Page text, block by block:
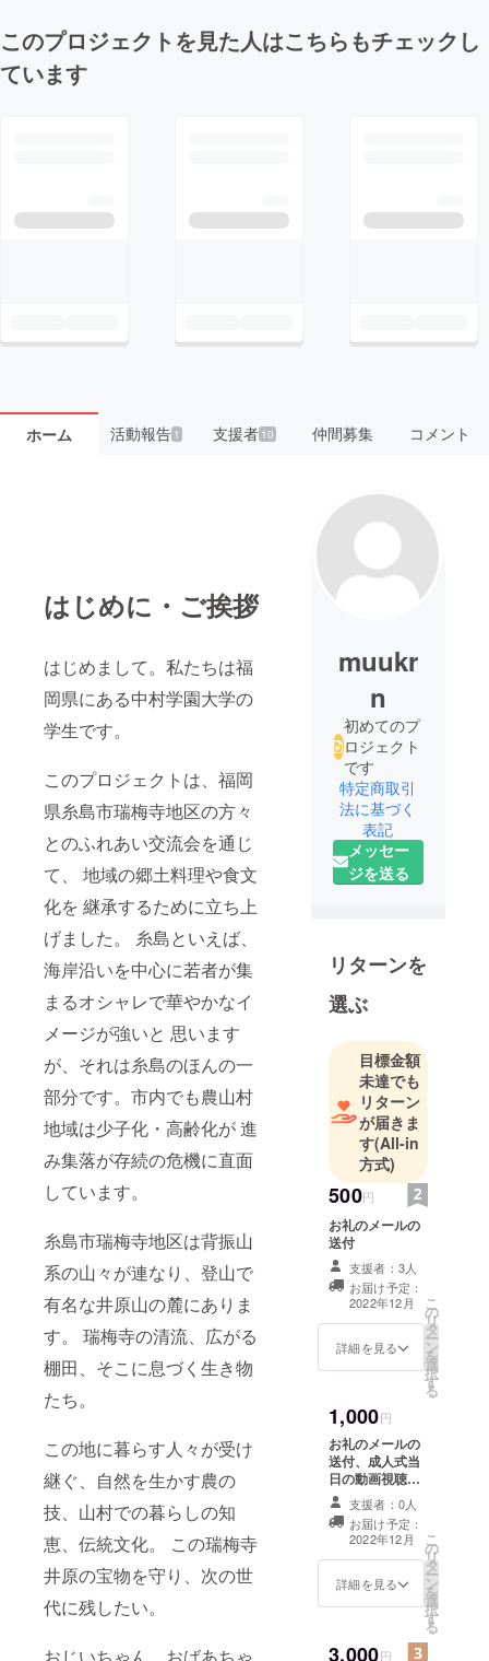
このプロジェクトを見た人はこちらもチェックし
ています
ホーム 活動報告1 支援者 10 仲間募集 コメント
はじめに・ご挨拶
はじめまして。私たちは福
岡県にある中村学園大学の
学生です。
このプロジェクトは、福岡
県糸島市瑞梅寺地区の方々
とのふれあい交流会を通じ
て、 地域の郷土料理や食文
化を 継承するために立ち上
げました。 糸島といえば、
海岸沿いを中心に若者が集
まるオシャレで華やかなイ
メージが強いと 思います
が、それは糸島のほんの一
部分です。市内でも農山村
地域は少子化・高齢化が 進
み集落が存続の危機に直面
しています。
糸島市瑞梅寺地区は背振山
系の山々が連なり、登山で
有名な井原山の麓にありま
す。 瑞梅寺の清流、広がる
棚田、そこに息づく生き物
たち。
この地に暮らす人々が受け
継ぐ、自然を生かす農の
技、山村での暮らしの知
恵、伝統文化。 この瑞梅寺
井原の宝物を守り、次の世
代に残したい。
muukr
n
初めてのプ
ロジェクト
です
特定商取引
法に基づく
表記
メッセー
ジを送る
リターンを
選ぶ
目標金額
未達でも
リターン
が届きま
す(All-in
方式)
500円
お礼のメールの
送付
支援者：3人
お届け予定：
2022年12月
詳細を見る
こ
の
リ
タ
ー
ン
を
選
択
す
る
1,000円
お礼のメールの
送付、成人式当
日の動画視聴の
URLの送付
支援者：0人
お届け予定：
2022年12月
詳細を見る
こ
の
リ
タ
ー
ン
を
選
択
す
る
3,000円